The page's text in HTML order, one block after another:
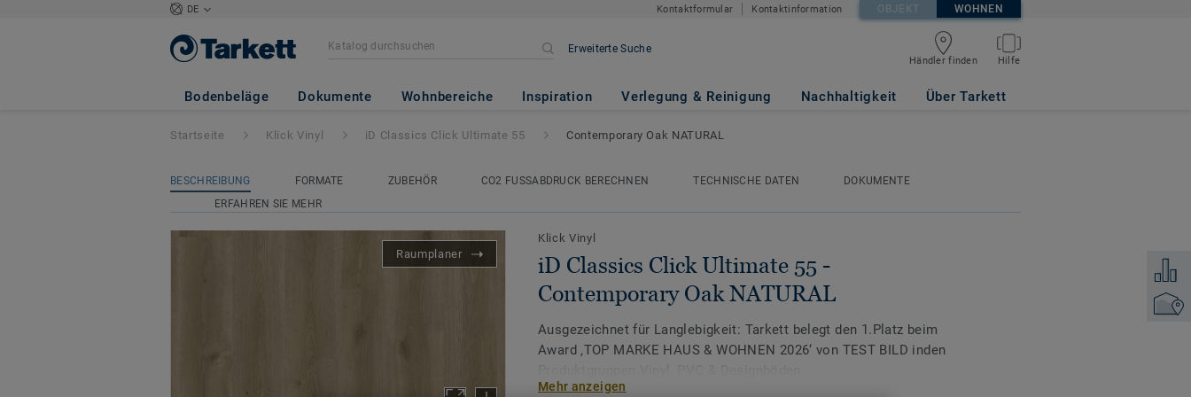
DE Kontaktformular Kontaktinformation OBJEKT WOHNEN
Erweiterte Suche
Händler finden Hilfe
Bodenbeläge Dokumente Wohnbereiche Inspiration Verlegung & Reinigung Nachhaltigkeit Über Tarkett
iD Classics Click Ultimate 55 - Contemporary Oak NATURAL
Zum
Startseite Klick Vinyl iD Classics Click Ultimate 55 Contemporary Oak NATURAL
BESCHREIBUNG FORMATE ZUBEHÖR CO2 FUSSABDRUCK BERECHNEN TECHNISCHE DATEN
DOKUMENTE
ERFAHREN SIE MEHR
Raumplaner
Klick Vinyl
iD Classics Click Ultimate 55 -
Contemporary Oak NATURAL
Ausgezeichnet für Langlebigkeit: Tarkett belegt den 1.Platz beim
Award ‚TOP MARKE HAUS & WOHNEN 2026‘ von TEST BILD inden
Mehr anzeigen